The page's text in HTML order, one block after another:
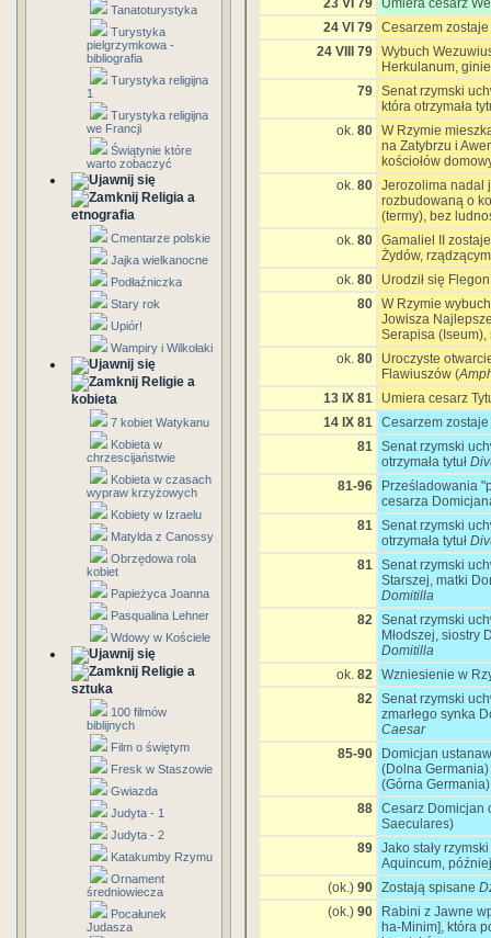
Tanatoturystyka
Turystyka
pielgrzymkowa -
bibliografia
Turystyka religijna
1
Turystyka religijna
we Francji
Świątynie które
warto zobaczyć
Religia a
etnografia
Cmentarze polskie
Jajka wielkanocne
Podłaźniczka
Stary rok
Upiór!
Wampiry i Wilkołaki
Religie a
kobieta
7 kobiet Watykanu
Kobieta w
chrzescijaństwie
Kobieta w czasach
wypraw krzyżowych
Kobiety w Izraelu
Matylda z Canossy
Obrzędowa rola
kobiet
Papieżyca Joanna
Pasqualina Lehner
Wdowy w Kościele
Religie a
sztuka
100 filmów
biblijnych
Film o świętym
Fresk w Staszowie
Gwiazda
Judyta - 1
Judyta - 2
Katakumby Rzymu
Ornament
średniowiecza
Pocałunek
Judasza
23 VI 79
Umiera cesarz
24 VI 79 Cesarzem
24 VIII 79 Wybuch
Herkulanum,
79 Senat rzymski
która otrzymała
ok. 80 W Rzymie
na Zatybrzu i
kościołów
ok. 80 Jerozolima nadal
rozbudowaną o
(termy), bez
ok. 80 Gamaliel II
Żydów,
ok. 80
Urodził się
80 W Rzymie
Jowisza
Serapisa
ok. 80
Uroczyste
Flawiuszów (
13 IX 81
Umiera cesarz
14 IX 81 Cesarzem
81 Senat rzymski
otrzymała tytuł
81-96
Prześladowania
cesarza
81 Senat rzymski
otrzymała tytuł
81 Senat rzymski
Starszej, matki
Domitilla
82 Senat rzymski
Młodszej, siostry
Domitilla
ok. 82 Wzniesienie w
82 Senat rzymski
zmarłego synka
Caesar
85-90
Domicjan
(Dolna
(Górna Germania)
88 Cesarz Domicjan
Saeculares)
89 Jako stały
Aquincum,
(ok.) 90 Zostają spisane
(ok.) 90
Rabini z Jawne
ha-Minim], która